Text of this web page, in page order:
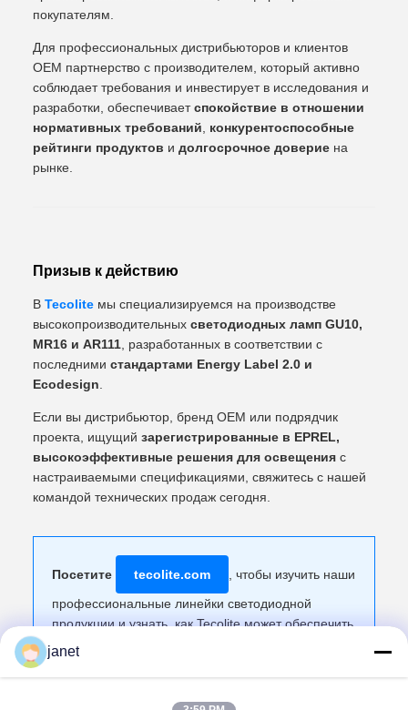
покупателям.
Для профессиональных дистрибьюторов и клиентов
OEM партнерство с производителем, который активно
соблюдает требования и инвестирует в исследования и
разработки, обеспечиваетспокойствие в отношении
нормативных требований
конкурентоспособные
рейтинги продуктов и долгосрочное доверие на
рынке.
Призыв к действию
В Tecolite мы специализируемся на производстве
высокопроизводительных светодиодных ламп GU10,
MR16 и AR111 , разработанных в соответствии с
последними стандартами Energy Label 2.0 и
Ecodesign
Если вы дистрибьютор, бренд OEM или подрядчик
проекта, ищущий зарегистрированные в EPREL,
высокоэффективные решения для освещения с
настраиваемыми спецификациями, свяжитесь с нашей
командой технических продаж сегодня.
Посетите tecolite.com
, чтобы изучить наши
профессиональные линейки светодиодной
продукции и узнать, как Tecolite может обеспечить
ваш следующий проект устойчивого освещения.
janet